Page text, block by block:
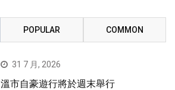
POPULAR COMMON
31 7 月, 2026
溫市自豪遊行將於週末舉行